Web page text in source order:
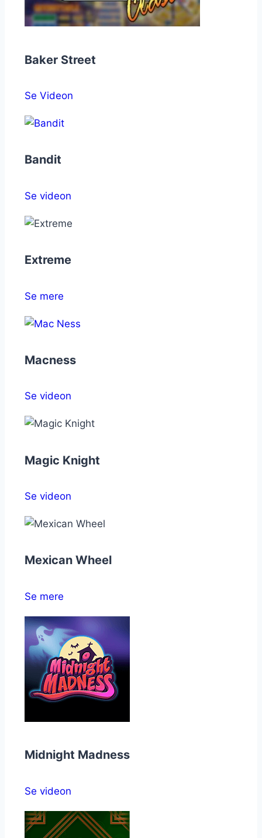
Baker Street
Se Videon
Bandit
Se videon
Extreme
Se mere
Macness
Se videon
Magic Knight
Se videon
Mexican Wheel
Se mere
Midnight Madness
Se videon